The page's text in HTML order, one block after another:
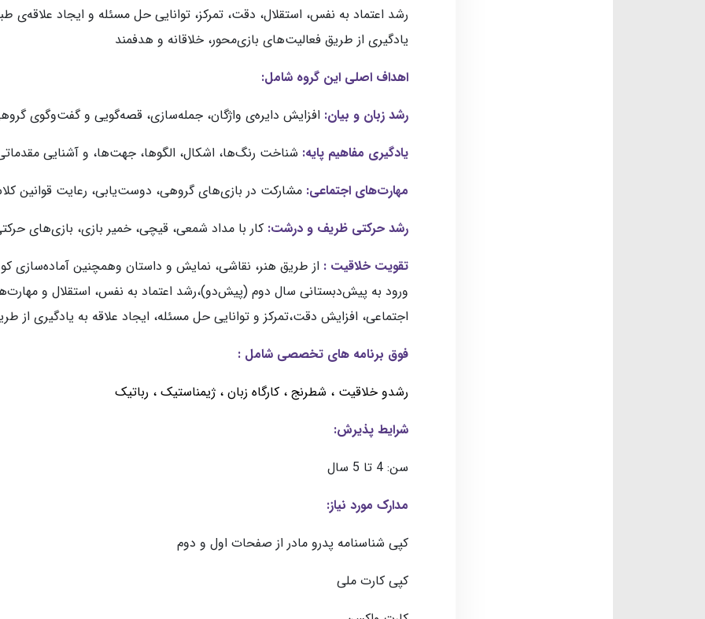
رشد اعتماد به نفس، استقلال، دقت، تمرکز، توانایی حل مسئله و ایجاد علاقه‌ی
یادگیری از طریق فعالیت‌های بازی‌محور، خلاقانه و هدفمند
اهداف اصلی این گروه شامل:
رشد زبان و بیان: افزایش دایره‌ی واژگان، جمله‌سازی، قصه‌گویی و گفت‌وگوی
یادگیری مفاهیم پایه: شناخت رنگ‌ها، اشکال، الگوها، جهت‌ها، و آشنایی
مهارت‌های اجتماعی: مشارکت در بازی‌های گروهی، دوست‌یابی، رعایت قوانین
رشد حرکتی ظریف و درشت: کار با مداد شمعی، قیچی، خمیر بازی، بازی‌های
تقویت خلاقیت : از طریق هنر، نقاشی، نمایش و داستان وهمچنین آماده‌سازی
ورود به پیش‌دبستانی سال دوم (پیش‌دو)،رشد اعتماد به نفس، استقلال و
اجتماعی، افزایش دقت،تمرکز و توانایی حل مسئله، ایجاد علاقه به یادگیری از
فوق برنامه های تخصصی شامل :
رشدو خلاقیت ، شطرنج ، کارگاه زبان ، ژیمناستیک ، رباتیک
شرایط پذیرش:
سن: 4 تا 5 سال
مدارک مورد نیاز:
کپی شناسنامه پدرو مادر از صفحات اول و دوم
کپی کارت ملی